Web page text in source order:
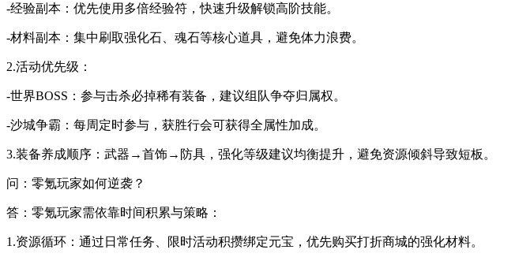
-经验副本：优先使用多倍经验符，快速升级解锁高阶技能。
-材料副本：集中刷取强化石、魂石等核心道具，避免体力浪费。
2.活动优先级：
-世界BOSS：参与击杀必掉稀有装备，建议组队争夺归属权。
-沙城争霸：每周定时参与，获胜行会可获得全属性加成。
3.装备养成顺序：武器→首饰→防具，强化等级建议均衡提升，避免资源倾斜导致短板。
问：零氪玩家如何逆袭？
答：零氪玩家需依靠时间积累与策略：
1.资源循环：通过日常任务、限时活动积攒绑定元宝，优先购买打折商城的强化材料。